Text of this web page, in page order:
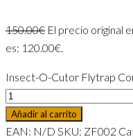
150.00€ El precio original
es: 120.00€.
Insect-O-Cutor Flytrap
Añadir al carrito
EAN: N/D SKU: ZF002